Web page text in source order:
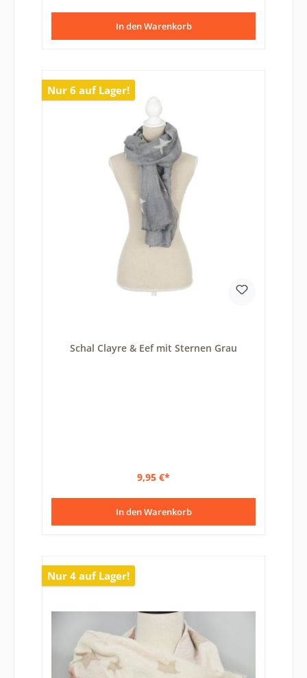
In den Warenkorb
Nur 6 auf Lager!
Schal Clayre & Eef mit Sternen Grau
9,95 €*
In den Warenkorb
Nur 4 auf Lager!